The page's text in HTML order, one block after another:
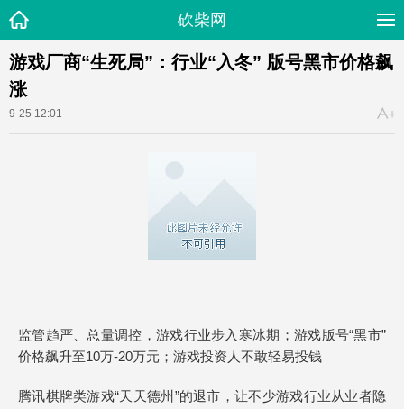
砍柴网
游戏厂商“生死局”：行业“入冬” 版号黑市价格飙
涨
9-25 12:01
监管趋严、总量调控，游戏行业步入寒冰期；游戏版号“黑市”
价格飙升至10万-20万元；游戏投资人不敢轻易投钱
腾讯棋牌类游戏“天天德州”的退市，让不少游戏行业从业者隐